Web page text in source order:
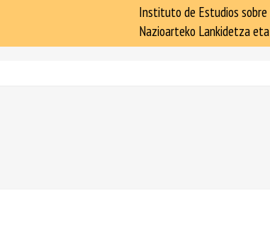
Instituto de Estudios
Nazioarteko Lankidetza